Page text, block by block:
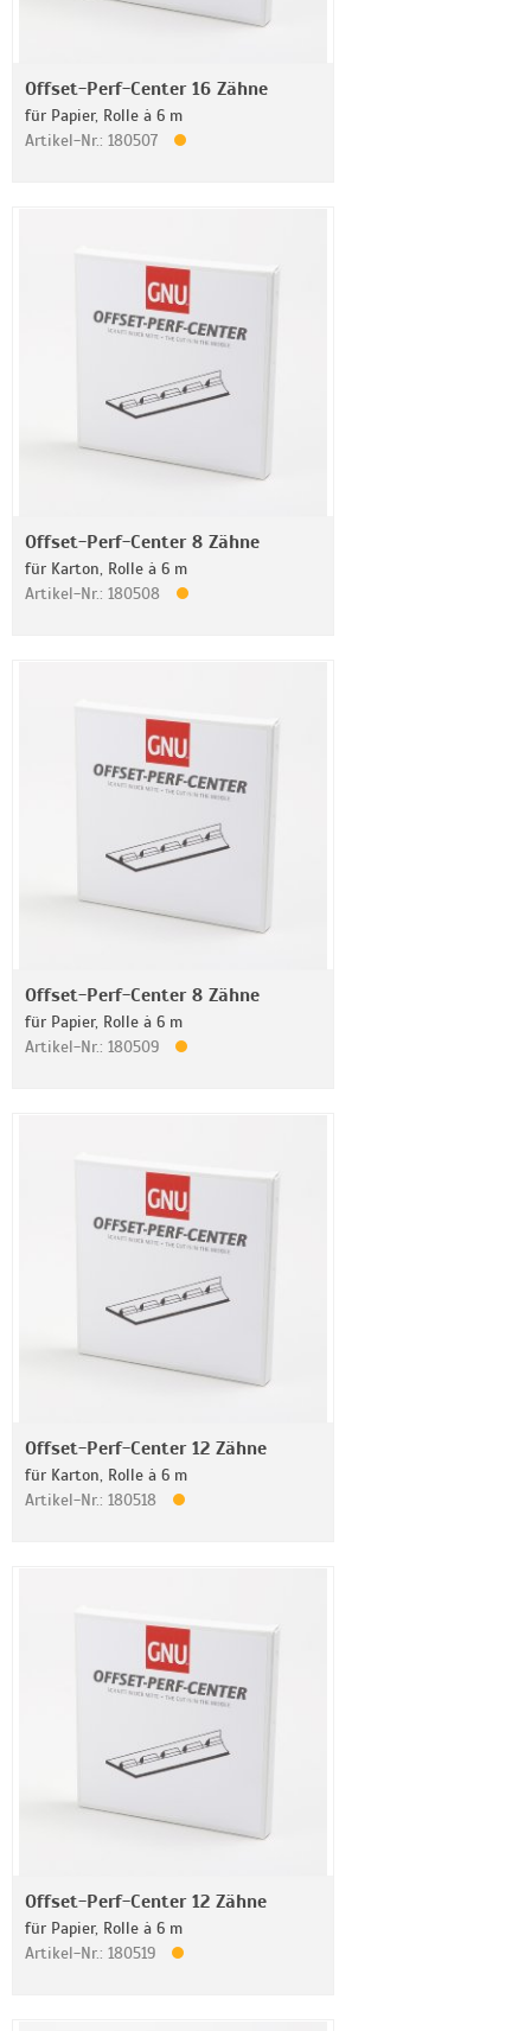
Offset-Perf-Center 16 Zähne
für Papier, Rolle à 6 m
Artikel-Nr.: 180507
Offset-Perf-Center 8 Zähne
für Karton, Rolle à 6 m
Artikel-Nr.: 180508
Offset-Perf-Center 8 Zähne
für Papier, Rolle à 6 m
Artikel-Nr.: 180509
Offset-Perf-Center 12 Zähne
für Karton, Rolle à 6 m
Artikel-Nr.: 180518
Offset-Perf-Center 12 Zähne
für Papier, Rolle à 6 m
Artikel-Nr.: 180519